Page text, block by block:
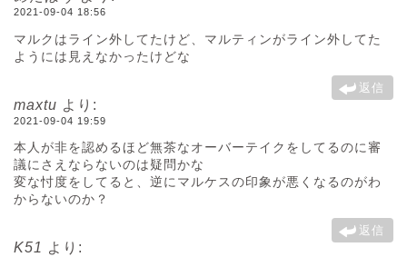
2021-09-04 18:56
マルクはライン外してたけど、マルティンがライン外してた
ようには見えなかったけどな
返信
maxtu より:
2021-09-04 19:59
本人が非を認めるほど無茶なオーバーテイクをしてるのに審
議にさえならないのは疑問かな
変な忖度をしてると、逆にマルケスの印象が悪くなるのがわ
からないのか？
返信
K51 より: